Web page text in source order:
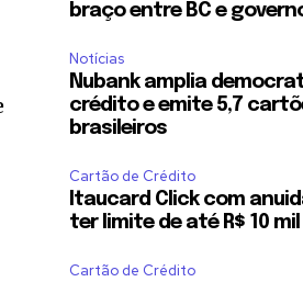
braço entre BC e
Notícias
Nubank amplia
crédito e emite 5,7
brasileiros
Cartão de Crédito
Itaucard Click com
ter limite de até R$ 10 mil
Cartão de Crédito